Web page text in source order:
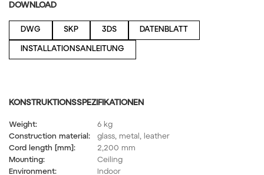
LED-Lichtquelle: 24V, LED, 7.7W, 2700K, 327lm, RA90+,
DOWNLOAD
DWG SKP 3DS DATENBLATT
INSTALLATIONSANLEITUNG
KONSTRUKTIONSSPEZIFIKATIONEN
Weight:
6 kg
Construction material:
glass, metal, leather
Cord length [mm]:
2,200 mm
Mounting:
Ceiling
Environment:
Indoor